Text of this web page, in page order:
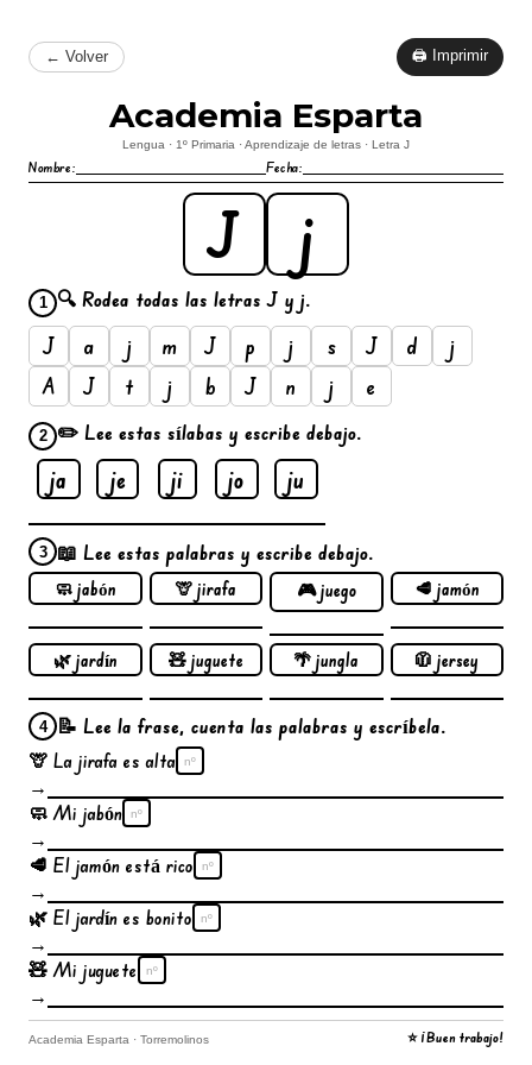
← Volver 🖨 Imprimir
Academia Esparta
Lengua · 1º Primaria · Aprendizaje de letras · Letra J
Nombre: Fecha:
J j
1 🔍 Rodea todas las letras J y j.
J a j m J p j s J d
j
A
J t j b J n j e
2 ✏️ Lee estas sílabas y escribe debajo.
ja je ji jo ju
3 📖 Lee estas palabras y escribe debajo.
🧼 jabón 🦒 jirafa 🎮 juego 🥩 jamón
🌿 jardín 🧸 juguete 🌴 jungla 🧥 jersey
4 📝 Lee la frase, cuenta las palabras y escríbela.
🦒 La jirafa es alta nº
→
🧼 Mi jabón
nº
→
🥩 El jamón está rico
nº
→
🌿 El jardín es bonito
nº
→
🧸 Mi juguete
nº
→
Academia Esparta · Torremolinos ⭐ ¡Buen trabajo!